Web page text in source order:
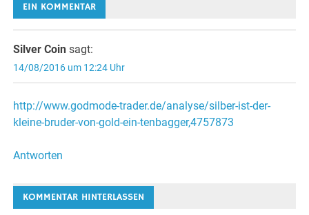
EIN KOMMENTAR
Silver Coin sagt:
14/08/2016 um 12:24 Uhr
http://www.godmode-trader.de/analyse/silber-ist-der-
kleine-bruder-von-gold-ein-tenbagger,4757873
Antworten
KOMMENTAR HINTERLASSEN